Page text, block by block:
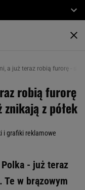
a już teraz robią furorę -
robią furorę
z półek
i grafiki reklamowe
- już teraz
Te w brązowym